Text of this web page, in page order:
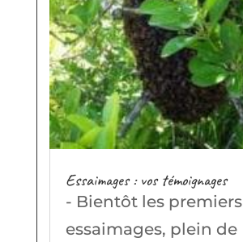
Essaimages : vos témoignages
- Bientôt les premiers
essaimages, plein de